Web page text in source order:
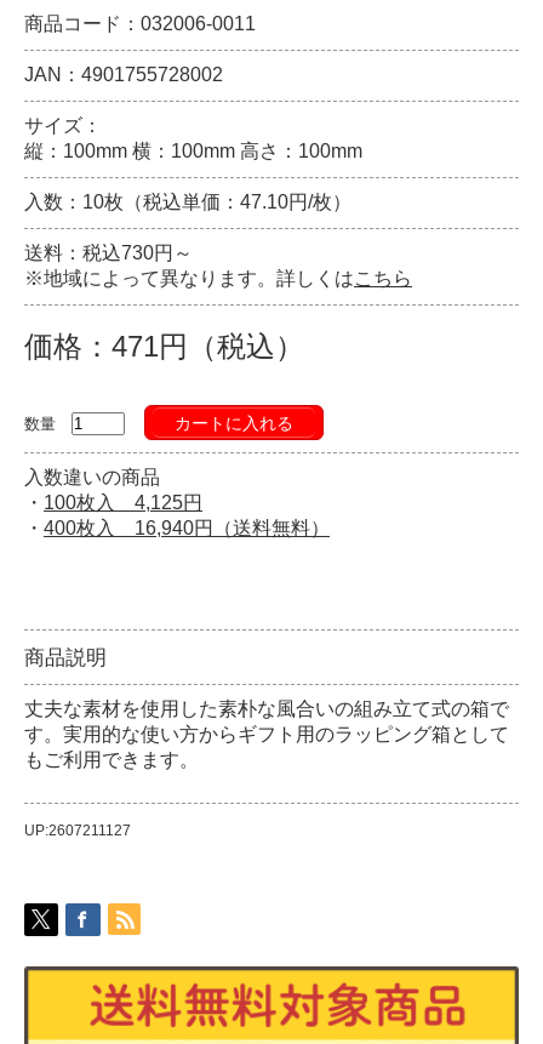
商品コード：032006-0011
JAN：4901755728002
サイズ：
縦：100mm 横：100mm 高さ：100mm
入数：10枚（税込単価：47.10円/枚）
送料：税込730円～
※地域によって異なります。詳しくはこちら
価格：471円（税込）
数量 カートに入れる
入数違いの商品
・ 100枚入 4,125円
・ 400枚入 16,940円（送料無料）
商品説明
丈夫な素材を使用した素朴な風合いの組み立て式の箱で
す。実用的な使い方からギフト用のラッピング箱として
もご利用できます。
UP:2607211127